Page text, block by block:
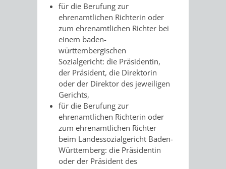
FÜR
für die Berufung zur
ehrenamtlichen Richterin oder
zum ehrenamtlichen Richter bei
einem baden-
württembergischen
Sozialgericht: die Präsidentin,
der Präsident, die Direktorin
oder der Direktor des jeweiligen
Gerichts,
für die Berufung zur
ehrenamtlichen Richterin oder
zum ehrenamtlichen Richter
beim Landessozialgericht Baden-
Württemberg: die Präsidentin
oder der Präsident des